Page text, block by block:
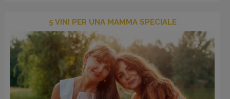
5 VINI PER UNA MAMMA SPECIALE